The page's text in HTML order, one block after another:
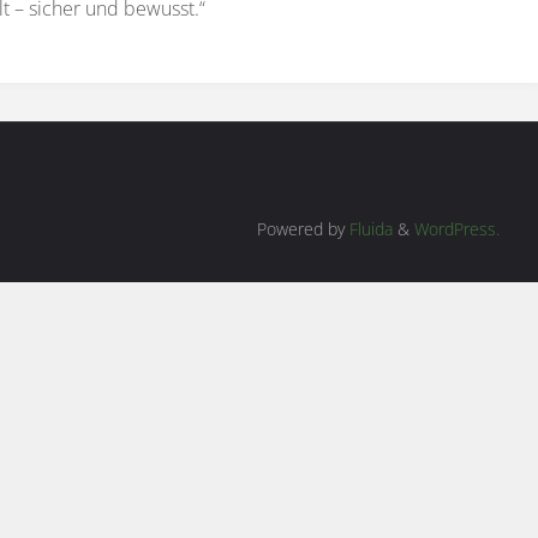
– sicher und bewusst.“
Powered byFluida & WordPress.